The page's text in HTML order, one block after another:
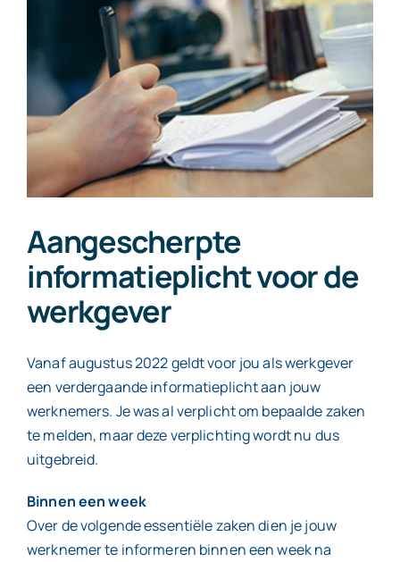
Contact
Aangescherpte
informatieplicht voor de
werkgever
Vanaf augustus 2022 geldt voor jou als werkgever
een verdergaande informatieplicht aan jouw
werknemers. Je was al verplicht om bepaalde zaken
te melden, maar deze verplichting wordt nu dus
uitgebreid.
Binnen een week
Over de volgende essentiële zaken dien je jouw
werknemer te informeren binnen een week na